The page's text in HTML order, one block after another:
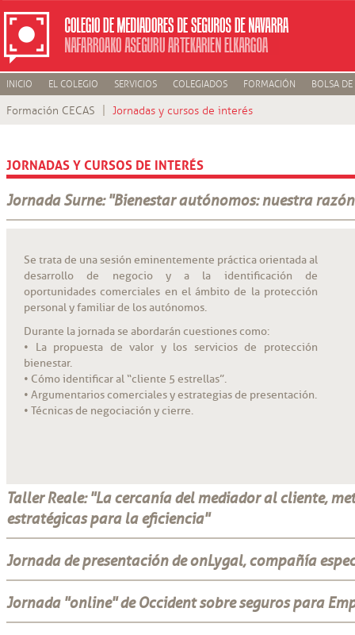
INICIO EL COLEGIO SERVICIOS COLEGIADOS FORMACIÓN BOLSA
Formación CECAS Jornadas y cursos de interés
JORNADAS Y CURSOS DE INTERÉS
Jornada Surne: "Bienestar autónomos: nuestra razón
Se trata de una sesión eminentemente práctica orientada al
desarrollo de negocio y a la identificación de
oportunidades comerciales en el ámbito de la protección
personal y familiar de los autónomos.
Durante la jornada se abordarán cuestiones como:
• La propuesta de valor y los servicios de protección
bienestar.
• Cómo identificar al “cliente 5 estrellas”.
• Argumentarios comerciales y estrategias de presentación.
• Técnicas de negociación y cierre.
Taller Reale: "La cercanía del mediador al cliente,
estratégicas para la eficiencia"
Jornada de presentación de onLygal, compañía
Jornada "online" de Occident sobre seguros para